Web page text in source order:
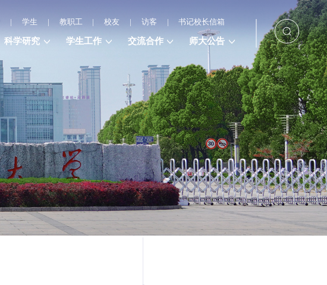
| 学生 | 教职工 | 校友 | 访客 | 书记校长信箱
科学研究 学生工作 交流合作 师大公告